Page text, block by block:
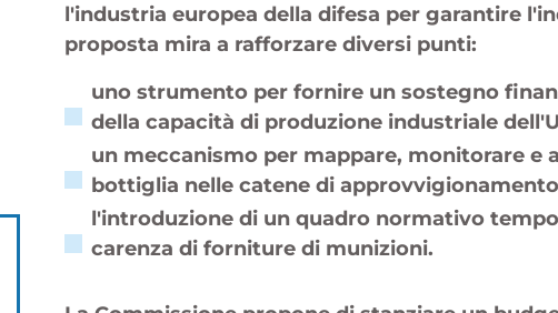
l'industria europea della difesa per garantire
proposta mira a rafforzare diversi punti:
uno strumento per fornire un sostegno
della capacità di produzione industriale
un meccanismo per mappare, monitorare e
bottiglia nelle catene di
l'introduzione di un quadro normativo
carenza di forniture di munizioni.